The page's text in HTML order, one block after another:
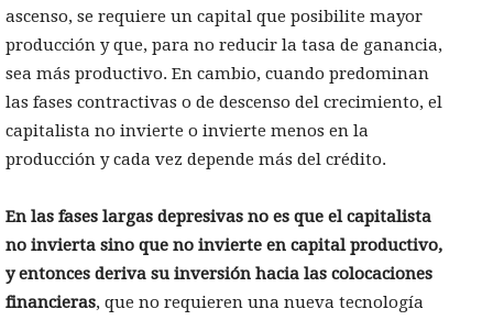
ascenso, se requiere un capital que posibilite mayor
producción y que, para no reducir la tasa de ganancia,
sea más productivo. En cambio, cuando predominan
las fases contractivas o de descenso del crecimiento, el
capitalista no invierte o invierte menos en la
producción y cada vez depende más del crédito.
En las fases largas depresivas no es que el capitalista
no invierta sino que no invierte en capital productivo,
y entonces deriva su inversión hacia las colocaciones
financieras, que no requieren una nueva tecnología